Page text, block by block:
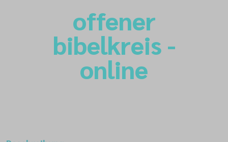
offener
bibelkreis -
online